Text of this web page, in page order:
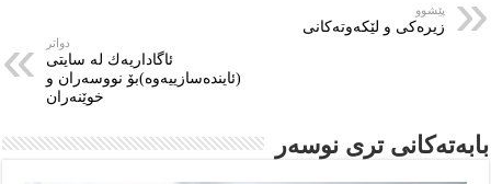
پێشوو
زیرەكی و لێكەوتەكانی
دواتر
ئاگاداریه‌ك له‌ سایتی
(ئاینده‌سازییه‌وه‌)بۆ نووسه‌ران و
خوێنه‌ران
بابەتەکانى ترى نوسەر